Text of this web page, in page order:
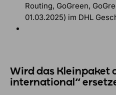
Routing, GoGreen,
01.03.2025) im DHL
Wird das Kleinpaket
international“